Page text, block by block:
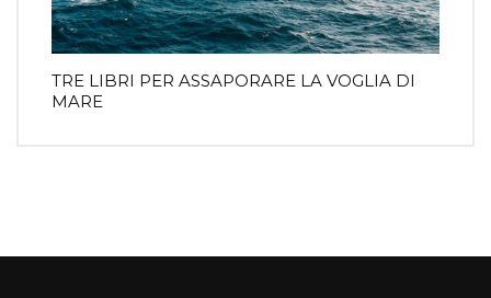
TRE LIBRI PER ASSAPORARE LA VOGLIA DI
MARE